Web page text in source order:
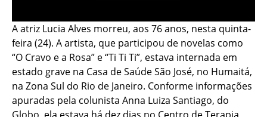
A atriz Lucia Alves morreu, aos 76 anos, nesta quinta-
feira (24). A artista, que participou de novelas como
“O Cravo e a Rosa” e “Ti Ti Ti”, estava internada em
estado grave na Casa de Saúde São José, no Humaitá,
na Zona Sul do Rio de Janeiro. Conforme informações
apuradas pela colunista Anna Luiza Santiago, do